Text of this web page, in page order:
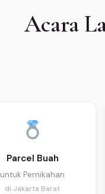
Acara
Parcel Buah
untuk Pernikahan
di Jakarta Barat